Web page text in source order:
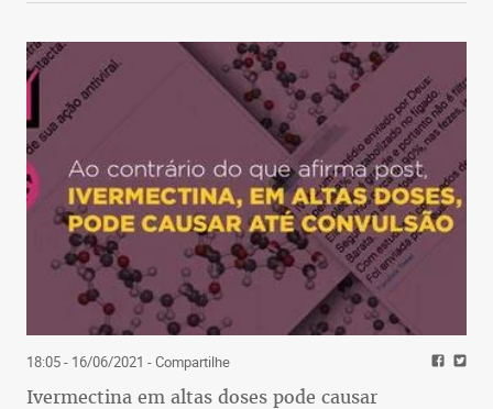
18:05 - 16/06/2021 - Compartilhe
Ivermectina em altas doses pode causar